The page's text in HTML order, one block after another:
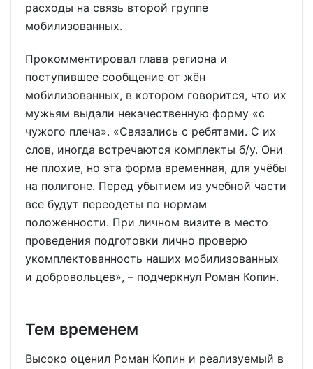
расходы на связь второй группе
мобилизованных.
Прокомментировал глава региона и
поступившее сообщение от жён
мобилизованных, в котором говорится, что их
мужьям выдали некачественную форму «с
чужого плеча». «Связались с ребятами. С их
слов, иногда встречаются комплекты б/у. Они
не плохие, но эта форма временная, для учёбы
на полигоне. Перед убытием из учебной части
все будут переодеты по нормам
положенности. При личном визите в место
проведения подготовки лично проверю
укомплектованность наших мобилизованных
и добровольцев», – подчеркнул Роман Копин.
Тем временем
Высоко оценил Роман Копин и реализуемый в